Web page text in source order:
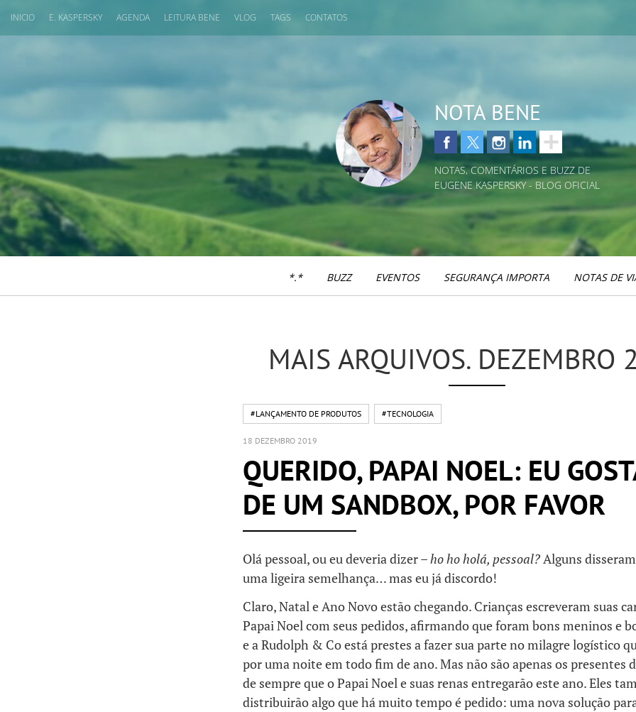
INICIO E. KASPERSKY AGENDA LEITURA BENE VLOG TAGS CONTATOS
NOTA BENE
NOTAS, COMENTÁRIOS E BUZZ DE
EUGENE KASPERSKY - BLOG OFICIAL
*.* BUZZ EVENTOS SEGURANÇA IMPORTA NOTAS DE
MAIS ARQUIVOS. DEZEMBRO
#LANÇAMENTO DE PRODUTOS #TECNOLOGIA
18 DEZEMBRO 2019
QUERIDO, PAPAI NOEL: EU
DE UM SANDBOX, POR FAVOR
Olá pessoal, ou eu deveria dizer –ho ho holá, pessoal?Alguns
uma ligeira semelhança… mas eu já discordo!
Claro, Natal e Ano Novo estão chegando. Crianças escreveram suas
Papai Noel com seus pedidos, afirmando que foram bons meninos e
e a Rudolph & Co está prestes a fazer sua parte no milagre logístico
por uma noite em todo fim de ano. Mas não são apenas os presentes
de sempre que o Papai Noel e suas renas entregarão este ano. Eles
distribuirão algo que há muito tempo é pedido: uma nova solução